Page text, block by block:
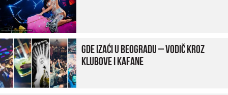
Gde izaći u Beogradu – vodič kroz
klubove i kafane